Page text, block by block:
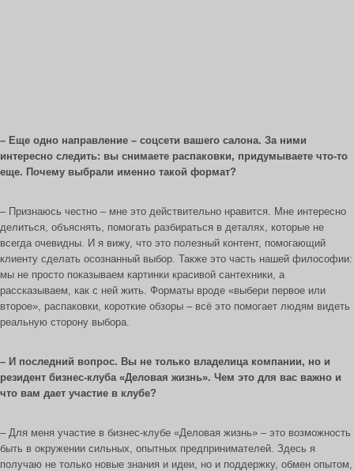
– Еще одно направление – соцсети вашего салона. За ними
интересно следить: вы снимаете распаковки, придумываете что-то
еще. Почему выбрали именно такой формат?
– Признаюсь честно – мне это действительно нравится. Мне интересно
делиться, объяснять, помогать разбираться в деталях, которые не
всегда очевидны. И я вижу, что это полезный контент, помогающий
клиенту сделать осознанный выбор. Также это часть нашей философии:
мы не просто показываем картинки красивой сантехники, а
рассказываем, как с ней жить. Форматы вроде «выбери первое или
второе», распаковки, короткие обзоры – всё это помогает людям видеть
реальную сторону выбора.
– И последний вопрос. Вы не только владелица компании, но и
резидент бизнес-клуба «Деловая жизнь». Чем это для вас важно и
что вам дает участие в клубе?
– Для меня участие в бизнес-клубе «Деловая жизнь» – это возможность
быть в окружении сильных, опытных предпринимателей. Здесь я
получаю не только новые знания и идеи, но и поддержку, обмен опытом,